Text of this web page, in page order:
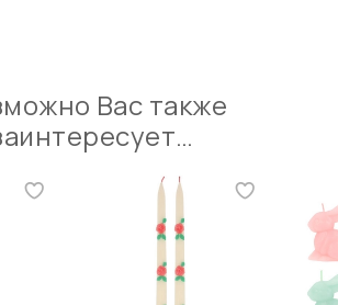
Вас также